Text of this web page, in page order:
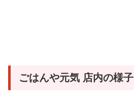
ごはんや元気 店内の様子